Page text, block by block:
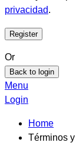
privacidad.
Or
Back to login
Menu
Login
Home
Términos